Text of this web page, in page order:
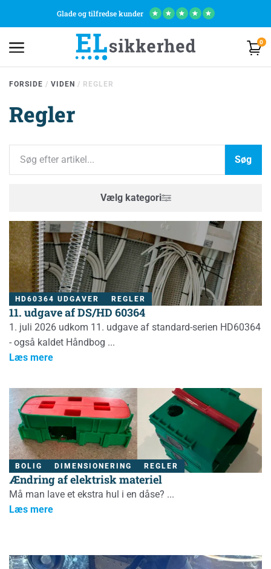
Glade og tilfredse kunder ★ ★ ★ ★ ★
0
FORSIDE / VIDEN / REGLER
Regler
Søg
Vælg kategori
HD60364 UDGAVER REGLER
11. udgave af DS/HD 60364
1. juli 2026 udkom 11. udgave af standard-serien HD60364
- også kaldet Håndbog
Læs mere
BOLIG DIMENSIONERING REGLER
Ændring af elektrisk materiel
Må man lave et ekstra hul i en dåse?
Læs mere